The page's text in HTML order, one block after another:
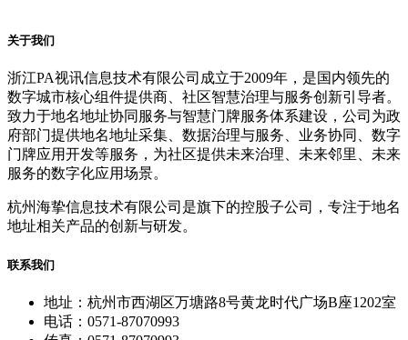
关于我们
浙江PA视讯信息技术有限公司成立于2009年，是国内领先的
数字城市核心组件提供商、社区智慧治理与服务创新引导者。
致力于地名地址协同服务与智慧门牌服务体系建设，公司为政
府部门提供地名地址采集、数据治理与服务、业务协同、数字
门牌应用开发等服务，为社区提供未来治理、未来邻里、未来
服务的数字化应用场景。
杭州海挚信息技术有限公司是旗下的控股子公司，专注于地名
地址相关产品的创新与研发。
联系我们
地址：杭州市西湖区万塘路8号黄龙时代广场B座1202室
电话：0571-87070993